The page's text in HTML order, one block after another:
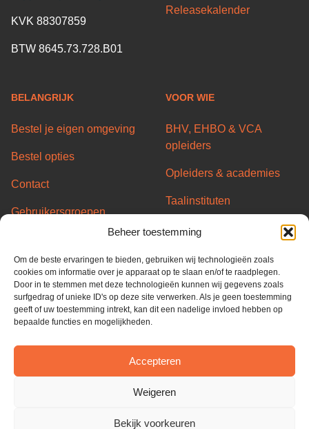
Beheer toestemming
Om de beste ervaringen te bieden, gebruiken wij technologieën zoals
cookies om informatie over je apparaat op te slaan en/of te raadplegen.
Door in te stemmen met deze technologieën kunnen wij gegevens zoals
surfgedrag of unieke ID's op deze site verwerken. Als je geen toestemming
geeft of uw toestemming intrekt, kan dit een nadelige invloed hebben op
bepaalde functies en mogelijkheden.
Accepteren
Weigeren
Bekijk voorkeuren
KVK 88307859
BTW 8645.73.728.B01
Releasekalender
BELANGRIJK
Bestel je eigen omgeving
Bestel opties
Contact
Gebruikersgroepen
Partners
Algemene voorwaarden
Privacy Policy
Cookie Policy
ISO 27001
VOOR WIE
BHV, EHBO & VCA
opleiders
Opleiders & academies
Taalinstituten
Transport/Code95
Overheid & Gemeentes